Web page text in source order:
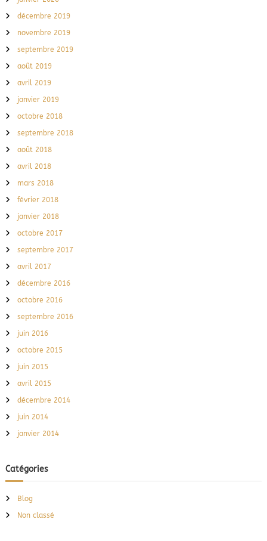
décembre 2019
novembre 2019
septembre 2019
août 2019
avril 2019
janvier 2019
octobre 2018
septembre 2018
août 2018
avril 2018
mars 2018
février 2018
janvier 2018
octobre 2017
septembre 2017
avril 2017
décembre 2016
octobre 2016
septembre 2016
juin 2016
octobre 2015
juin 2015
avril 2015
décembre 2014
juin 2014
janvier 2014
Catégories
Blog
Non classé